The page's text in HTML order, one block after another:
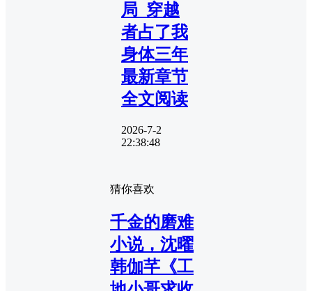
局_穿越
者占了我
身体三年
最新章节
全文阅读
2026-7-2
22:38:48
猜你喜欢
千金的磨难
小说，沈曜
韩伽芊《工